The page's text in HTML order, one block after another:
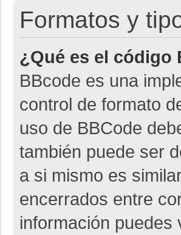
Formatos y
¿Qué es el código
BBcode es una
control de formato
uso de BBCode
también puede ser
a si mismo es
encerrados entre
información puedes